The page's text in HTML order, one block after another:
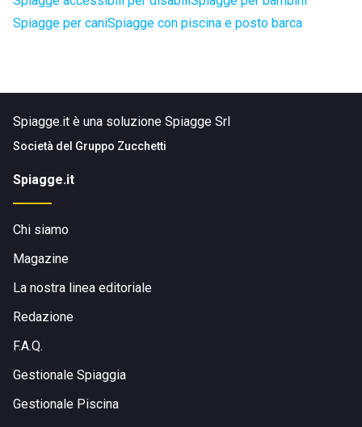
Spiagge per caniSpiagge con piscina e posto barca
Spiagge.it è una soluzione Spiagge Srl
Società del Gruppo Zucchetti
Spiagge.it
Chi siamo
Magazine
La nostra linea editoriale
Redazione
F.A.Q.
Gestionale Spiaggia
Gestionale Piscina